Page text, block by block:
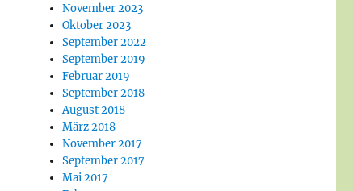
November 2023
Oktober 2023
September 2022
September 2019
Februar 2019
September 2018
August 2018
März 2018
November 2017
September 2017
Mai 2017